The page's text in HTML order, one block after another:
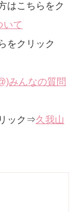
はこちらをク
いて
をクリック
みんなの質問
ック⇒久我山